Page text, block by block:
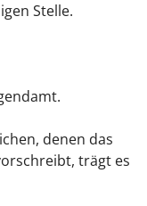
Stelle.
denen das
trägt es